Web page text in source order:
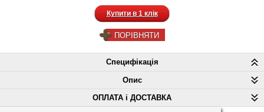
Купити в 1 клік
ПОРІВНЯТИ
Специфікація
Опис
ОПЛАТА і ДОСТАВКА